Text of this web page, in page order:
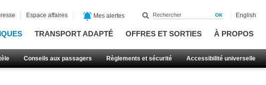
TRANSPORT ADAPTÉ OFFRES ET SORTIES À PROPOS
Conseils aux passagers Règlements et sécurité Accessibilité universelle
Espace affaires Mes alertes English